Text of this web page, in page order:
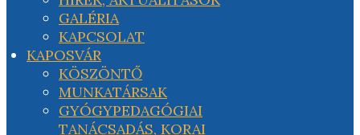
GALÉRIA
KAPCSOLAT
KAPOSVÁR
KÖSZÖNTŐ
MUNKATÁRSAK
GYÓGYPEDAGÓGIAI
TANÁCSADÁS, KORAI